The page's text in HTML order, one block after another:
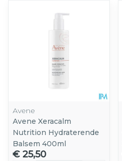
Avene
Avene Xeracalm
Nutrition Hydraterende
Balsem 400ml
€ 25,50